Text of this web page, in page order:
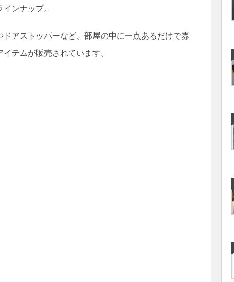
ンナップ。
アストッパーなど、部屋の中に一点あるだけで雰
テムが販売されています。